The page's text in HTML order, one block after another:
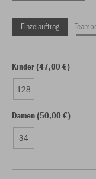
Einzelauftrag
Kinder (47,00 €)
128
Damen (50,00 €)
34